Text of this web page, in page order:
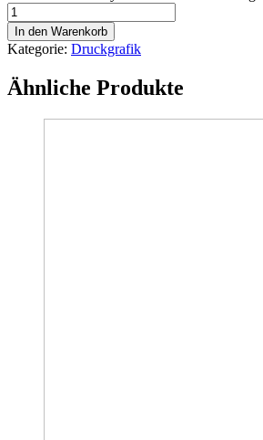
In den Warenkorb
Kategorie: Druckgrafik
Ähnliche Produkte